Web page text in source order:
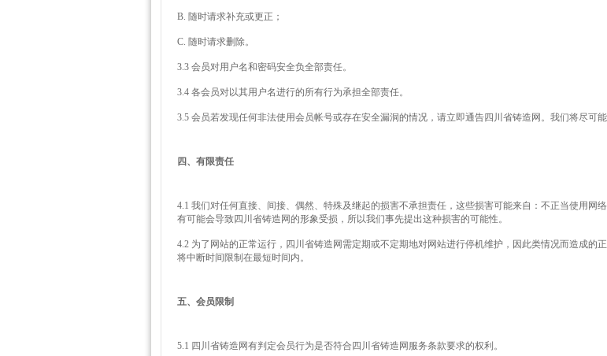
B. 随时请求补充或更正；
C. 随时请求删除。
3.3 会员对用户名和密码安全负全部责任。
3.4 各会员对以其用户名进行的所有行为承担全部责任。
3.5 会员若发现任何非法使用会员帐号或存在安全漏洞的情况，请立即通告四川省铸造网。我们将尽可
四、有限责任
4.1 我们对任何直接、间接、偶然、特殊及继起的损害不承担责任，这些损害可能来自：不正当使用网
有可能会导致四川省铸造网的形象受损，所以我们事先提出这种损害的可能性。
4.2 为了网站的正常运行，四川省铸造网需定期或不定期地对网站进行停机维护，因此类情况而造成的
将中断时间限制在最短时间内。
五、会员限制
5.1 四川省铸造网有判定会员行为是否符合四川省铸造网服务条款要求的权利。